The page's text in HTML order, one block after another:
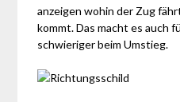
anzeigen wohin der Zug
kommt. Das macht es auch
schwieriger beim Umstieg.